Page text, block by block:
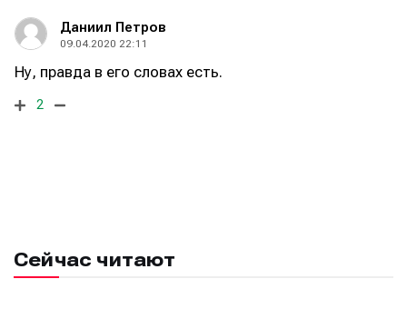
Даниил Петров
09.04.2020 22:11
Ну, правда в его словах есть.
2
Сейчас читают